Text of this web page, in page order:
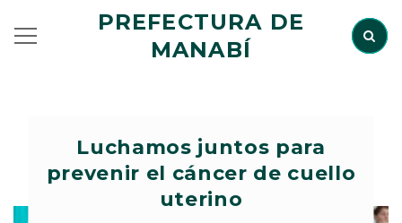
PREFECTURA DE
MANABÍ
Luchamos juntos para
prevenir el cáncer de cuello
uterino